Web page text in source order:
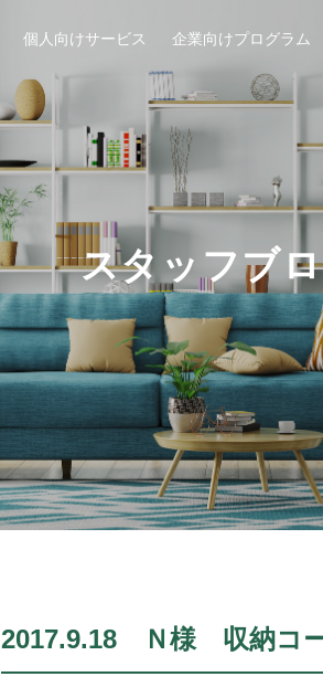
個人向けサービス 企業向けプログラム
スタッフブ
2017.9.18 Ｎ様 収納コ